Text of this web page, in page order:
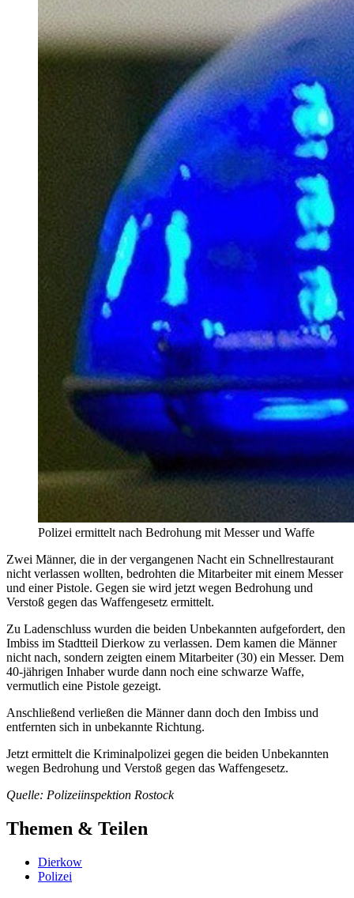
Polizei ermittelt nach Bedrohung mit Messer und Waffe
Zwei Männer, die in der vergangenen Nacht ein Schnellrestaurant
nicht verlassen wollten, bedrohten die Mitarbeiter mit einem Messer
und einer Pistole. Gegen sie wird jetzt wegen Bedrohung und
Verstoß gegen das Waffengesetz ermittelt.
Zu Ladenschluss wurden die beiden Unbekannten aufgefordert, den
Imbiss im Stadtteil Dierkow zu verlassen. Dem kamen die Männer
nicht nach, sondern zeigten einem Mitarbeiter (30) ein Messer. Dem
40-jährigen Inhaber wurde dann noch eine schwarze Waffe,
vermutlich eine Pistole gezeigt.
Anschließend verließen die Männer dann doch den Imbiss und
entfernten sich in unbekannte Richtung.
Jetzt ermittelt die Kriminalpolizei gegen die beiden Unbekannten
wegen Bedrohung und Verstoß gegen das Waffengesetz.
Quelle: Polizeiinspektion Rostock
Themen & Teilen
Dierkow
Polizei